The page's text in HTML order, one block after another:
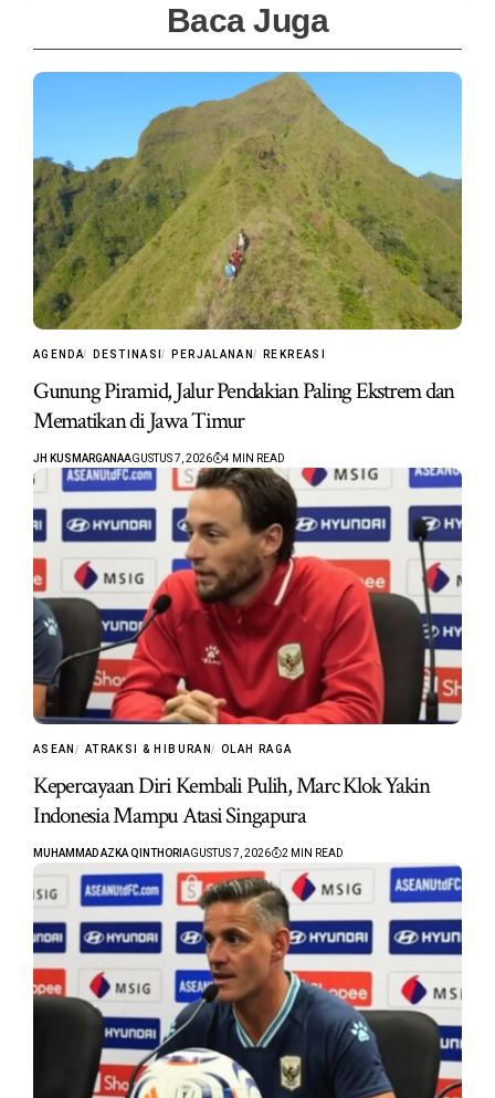
Baca Juga
AGENDA DESTINASI PERJALANAN REKREASI
Gunung Piramid, Jalur Pendakian Paling Ekstrem dan
Mematikan di Jawa Timur
JH KUSMARGANAAGUSTUS 7, 2026 4 MIN READ
ASEAN ATRAKSI & HIBURAN OLAH RAGA
Kepercayaan Diri Kembali Pulih, Marc Klok Yakin
Indonesia Mampu Atasi Singapura
MUHAMMAD AZKA QINTHORI AGUSTUS 7, 2026 2 MIN READ